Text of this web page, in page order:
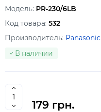
Модель: PR-230/6LB
Код товара: 532
Производитель: Panasonic
В наличии
179 грн.